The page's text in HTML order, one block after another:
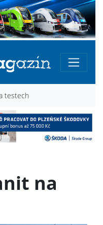
testech
na